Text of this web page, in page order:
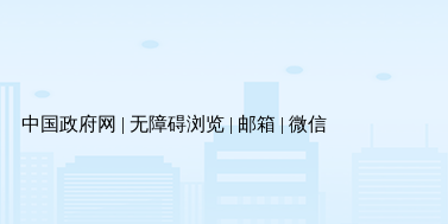
中国政府网 | 无障碍浏览|邮箱 |微信